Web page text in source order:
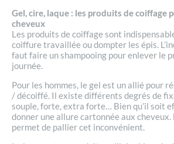
Gel, cire, laque : les produits de coiffage
cheveux
Les produits de coiffage sont
coiffure travaillée ou dompter les épis.
faut faire un shampooing pour enlever le
journée.
Pour les hommes, le gel est un allié pour
/ décoiffé. Il existe différents degrés de
souple, forte, extra forte… Bien qu’il soit
donner une allure cartonnée aux cheveux.
permet de pallier cet inconvénient.